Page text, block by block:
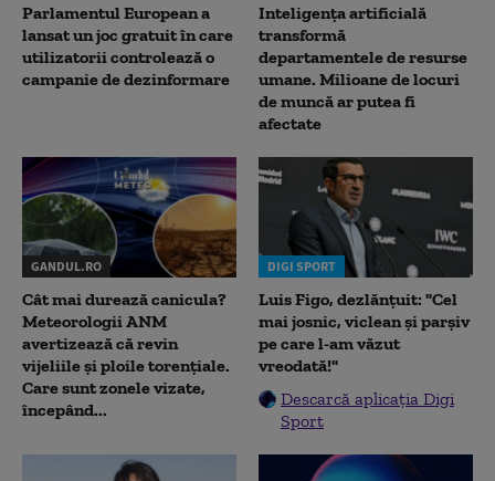
Parlamentul European a
lansat un joc gratuit în care
utilizatorii controlează o
campanie de dezinformare
Inteligența artificială
transformă
departamentele de resurse
umane. Milioane de locuri
de muncă ar putea fi
afectate
GANDUL.RO
Cât mai durează canicula?
Meteorologii ANM
avertizează că revin
vijeliile și ploile torențiale.
Care sunt zonele vizate,
începând...
DIGI SPORT
Luis Figo, dezlănțuit: "Cel
mai josnic, viclean și parșiv
pe care l-am văzut
vreodată!"
Descarcă aplicația Digi
Sport